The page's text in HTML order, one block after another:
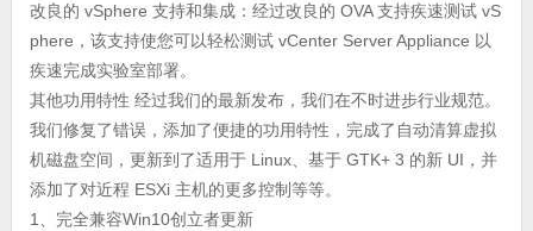
改良的 vSphere 支持和集成：经过改良的 OVA 支持疾速测试 vS
phere，该支持使您可以轻松测试 vCenter Server Appliance 以
疾速完成实验室部署。
其他功用特性 经过我们的最新发布，我们在不时进步行业规范。
我们修复了错误，添加了便捷的功用特性，完成了自动清算虚拟
机磁盘空间，更新到了适用于 Linux、基于 GTK+ 3 的新 UI，并
添加了对近程 ESXi 主机的更多控制等等。
1、完全兼容Win10创立者更新